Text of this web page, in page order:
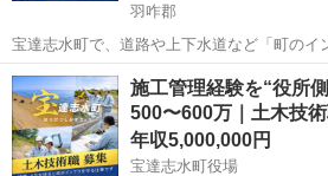
羽咋郡
宝達志水町で、道路や上下水道など「町のイ
術職（正職員） の募集です。 民間での 施工
験を、無理なく活かせるお仕事です。公務員
ん。 町が工事を出す側（...
石川 羽咋郡 その他 働き
施工管理経験を“役所
500〜600万｜土木技術
年収5,000,000円
宝達志水町役場